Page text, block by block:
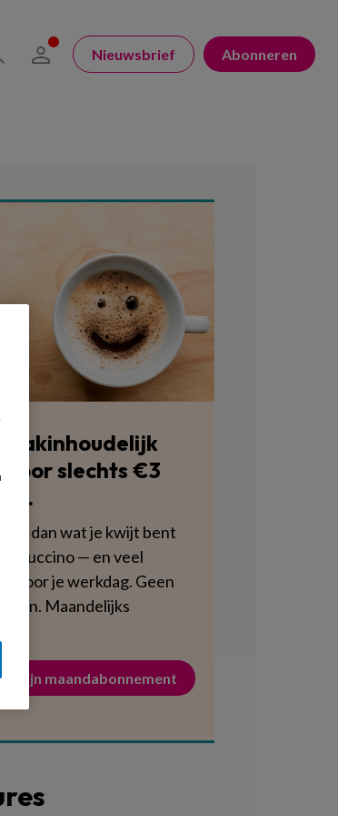
Nieuwsbrief Abonneren
voor slechts €3
dan wat je kwijt bent
— en veel
voor je werkdag. Geen
Maandelijks
mijn maandabonnement